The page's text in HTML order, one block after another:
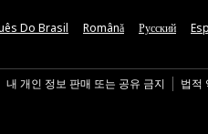
Do Brasil Română Русский
내 개인 정보 판매 또는 공유 금지 법적